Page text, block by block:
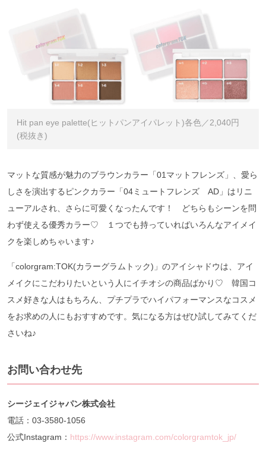
Hit pan eye palette(ヒットパンアイパレット)各色／2,040円
(税抜き)
マットな質感が魅力のブラウンカラー「01マットフレンズ」、愛ら
しさを演出するピンクカラー「04ミュートフレンズ AD」はリニ
ューアルされ、さらに可愛くなったんです！ どちらもシーンを問
わず使える優秀カラー♡ １つでも持っていればいろんなアイメイ
クを楽しめちゃいます♪
「colorgram:TOK(カラーグラムトック)」のアイシャドウは、アイ
メイクにこだわりたいという人にイチオシの商品ばかり♡ 韓国コ
スメ好きな人はもちろん、プチプラでハイパフォーマンスなコスメ
をお求めの人にもおすすめです。気になる方はぜひ試してみてくだ
さいね♪
お問い合わせ先
シージェイジャパン株式会社
電話：03-3580-1056
公式Instagram： https://www.instagram.com/colorgramtok_jp/